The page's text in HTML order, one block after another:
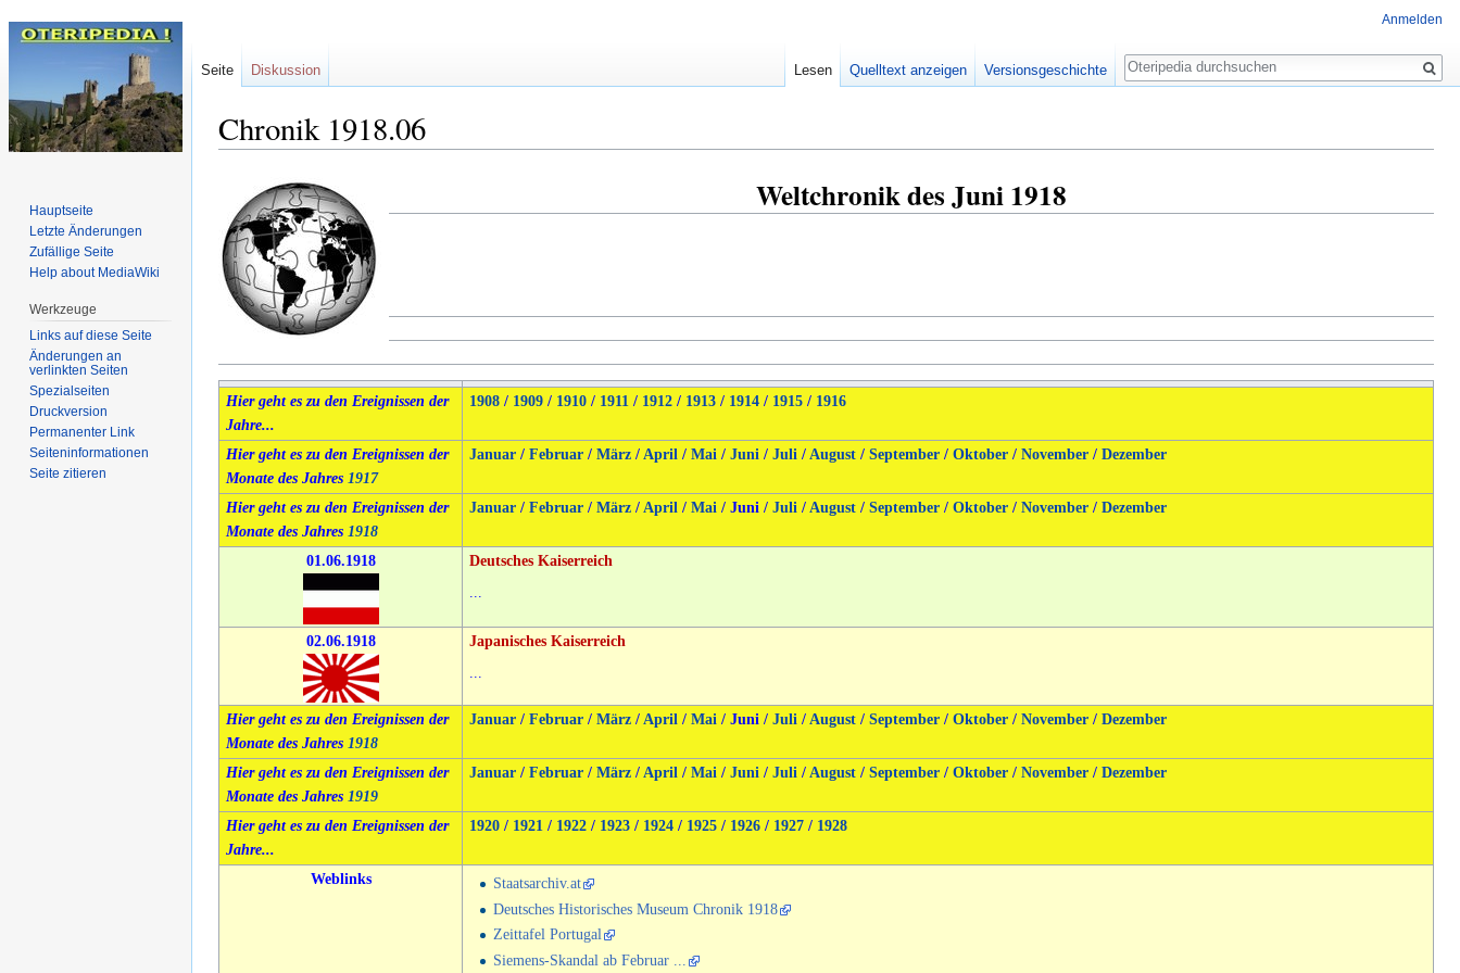
Chronik 1918.06
Navigation
springen
Suche
springen
Weltchronik des Juni 1918
Hier geht es zu den Ereignissen der
Jahre...
1908/ 1909/ 1910/ 1911/ 1912/ 1913/ 1914/ 1915/ 1916
Hier geht es zu den Ereignissen der
Monate des Jahres 1917
Januar/ Februar/ März/ April/ Mai/ Juni/ Juli/ August/ September/ Oktober/ November/ Dezember
Hier geht es zu den Ereignissen der
Monate des Jahres 1918
Januar/ Februar/ März/ April/ Mai/ Juni/ Juli/ August/ September/ Oktober/ November/ Dezember
01.06.1918
Deutsches Kaiserreich
...
02.06.1918
Japanisches Kaiserreich
...
Hier geht es zu den Ereignissen der
Monate des Jahres 1918
Januar/ Februar/ März/ April/ Mai/ Juni/ Juli/ August/ September/ Oktober/ November/ Dezember
Hier geht es zu den Ereignissen der
Monate des Jahres 1919
Januar/ Februar/ März/ April/ Mai/ Juni/ Juli/ August/ September/ Oktober/ November/ Dezember
Hier geht es zu den Ereignissen der
Jahre...
1920/ 1921/ 1922/ 1923/ 1924/ 1925/ 1926/ 1927/ 1928
Weblinks
Staatsarchiv.at
Deutsches Historisches Museum Chronik 1918
Zeittafel Portugal
Siemens-Skandal ab Februar ...
Anmelden
Seite Diskussion Lesen Quelltext anzeigen Versionsgeschichte
Suche
Hauptseite
Letzte Änderungen
Zufällige Seite
Help about MediaWiki
Werkzeuge
Links auf diese Seite
Änderungen an
verlinkten Seiten
Spezialseiten
Druckversion
Permanenter Link
Seiten­informationen
Seite zitieren